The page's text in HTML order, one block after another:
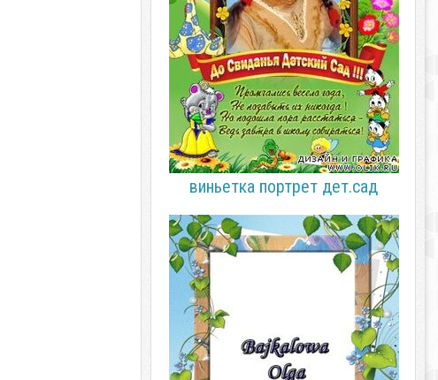
виньетка портрет дет.сад